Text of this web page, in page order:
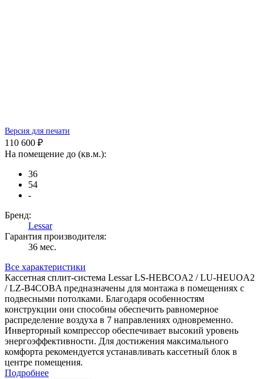
Версия для печати
110 600 ₽
На помещение до (кв.м.):
36
54
-
Бренд:
Lessar
Гарантия производителя:
36 мес.
Все характеристики
Кассетная сплит-система Lessar LS-HEBCOA2 / LU-HEUOA2
/ LZ-B4COBA предназначены для монтажа в помещениях с
подвесными потолками. Благодаря особенностям
конструкции они способны обеспечить равномерное
распределение воздуха в 7 направлениях одновременно.
Инверторный компрессор обеспечивает высокий уровень
энергоэффективности. Для достижения максимального
комфорта рекомендуется устанавливать кассетный блок в
центре помещения.
Подробнее